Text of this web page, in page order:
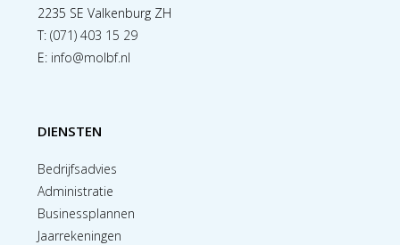
2235 SE Valkenburg ZH
T:(071) 403 15 29
E: info@molbf.nl
DIENSTEN
Bedrijfsadvies
Administratie
Businessplannen
Jaarrekeningen